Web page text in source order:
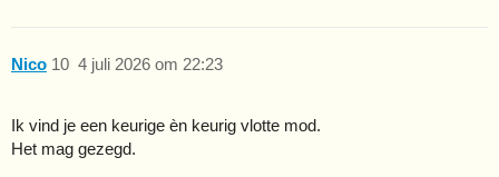
Nico 4 juli 2026 om 22:23
10
Ik vind je een keurige èn keurig vlotte mod.
Het mag gezegd.